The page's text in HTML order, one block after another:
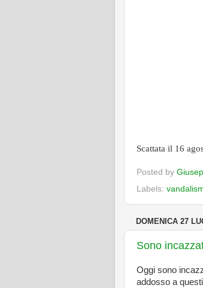
Scattata il 16
Posted by
Labels:
DOMENICA 27
Sono
Oggi sono
addosso a